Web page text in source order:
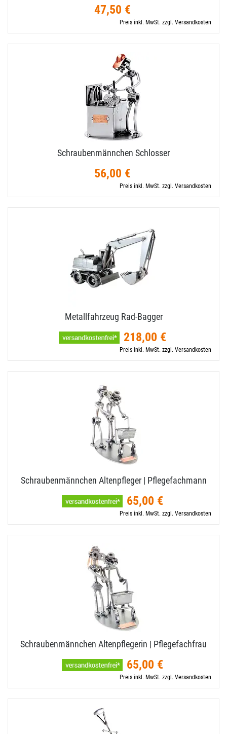
47,50 €
Preis inkl. MwSt. zzgl. Versandkosten
Schraubenmännchen Schlosser
56,00 €
Preis inkl. MwSt. zzgl. Versandkosten
Metallfahrzeug Rad-​Bagger
218,00 €
Preis inkl. MwSt. zzgl. Versandkosten
Schraubenmännchen Altenpfleger | Pflegefachmann
65,00 €
Preis inkl. MwSt. zzgl. Versandkosten
Schraubenmännchen Altenpflegerin | Pflegefachfrau
65,00 €
Preis inkl. MwSt. zzgl. Versandkosten